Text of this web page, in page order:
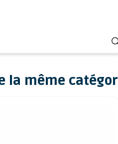
la même